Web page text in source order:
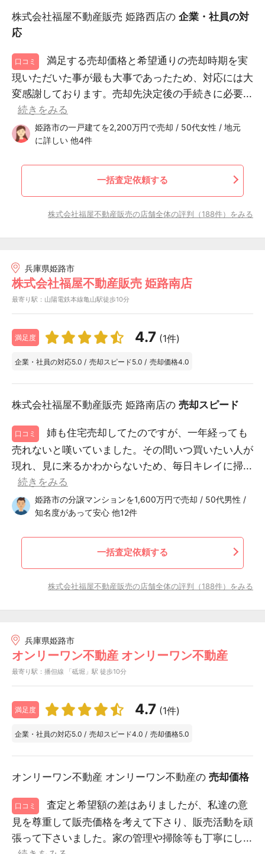
株式会社福屋不動産販売 姫路西店の 企業・社員の対
応
口コミ
満足する売却価格と希望通りの売却時期を実
現いただいた事が最も大事であったため、対応には大
変感謝しております。売却先決定後の手続きに必要...
続きをみる
姫路市の一戸建てを2,200万円で売却 / 50代女性 / 地元
に詳しい 他4件
一括査定依頼する
株式会社福屋不動産販売の店舗全体の評判（188件）をみる
兵庫県姫路市
株式会社福屋不動産販売 姫路南店
最寄り駅：山陽電鉄本線亀山駅徒歩10分
満足度 4.7 (1件)
企業・社員の対応5.0 / 売却スピード5.0 / 売却価格4.0
株式会社福屋不動産販売 姫路南店の 売却スピード
口コミ
姉も住宅売却してたのですが、一年経っても
売れないと嘆いていました。その間いつ買いたい人が
現れ、見に来るかわからないため、毎日キレイに掃...
続きをみる
姫路市の分譲マンションを1,600万円で売却 / 50代男性 /
知名度があって安心 他12件
一括査定依頼する
株式会社福屋不動産販売の店舗全体の評判（188件）をみる
兵庫県姫路市
オンリーワン不動産 オンリーワン不動産
最寄り駅：播但線 「砥堀」駅 徒歩10分
満足度 4.7 (1件)
企業・社員の対応5.0 / 売却スピード4.0 / 売却価格5.0
オンリーワン不動産 オンリーワン不動産の 売却価格
口コミ
査定と希望額の差はありましたが、私達の意
見を尊重して販売価格を考えて下さり、販売活動を頑
張って下さいました。家の管理や掃除等も丁寧にし...